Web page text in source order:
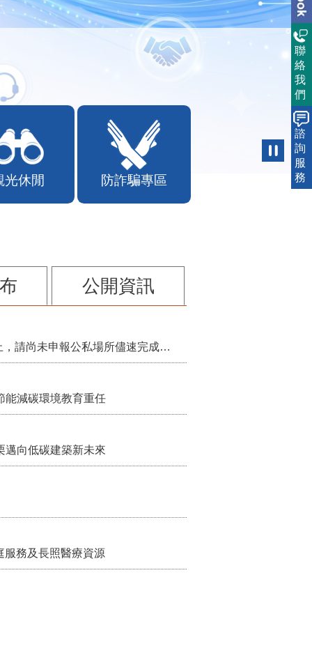
光休閒 防詐騙專區
公開資訊
115年第2季固定源空污費申報已於7月底截止，請尚未申報公私場所儘速完成申繳，以免面臨滯納金及罰鍰!
減碳環境教育重任
向低碳建築新未來
服務及長照醫療資源
聯
絡
我
們
諮
詢
服
務